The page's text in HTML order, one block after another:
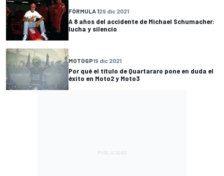
FÓRMULA 129 dic 2021
A 8 años del accidente de Michael Schumacher:
lucha y silencio
MOTOGP19 dic 2021
Por qué el título de Quartararo pone en duda el
éxito en Moto2 y Moto3